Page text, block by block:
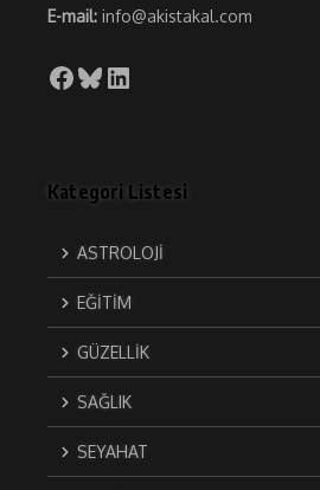
E-mail: info@akistakal.com
Facebook
Bluesky
LinkedIn
Kategori Listesi
ASTROLOJİ
EĞİTİM
GÜZELLİK
SAĞLIK
SEYAHAT